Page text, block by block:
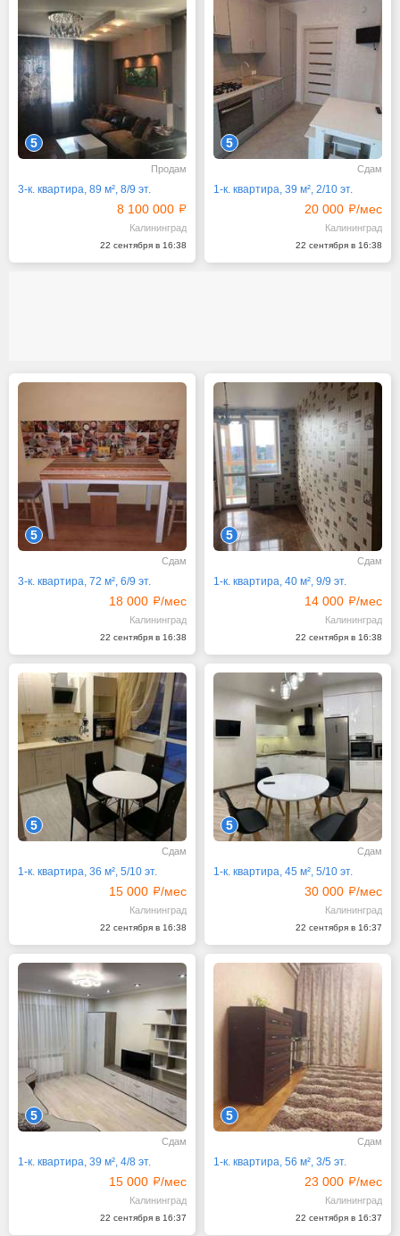
5
Продам
3-к. квартира, 89 м², 8/9 эт.
8 100 000
Калининград
22 сентября в 16:38
5
Сдам
1-к. квартира, 39 м², 2/10 эт.
20 000 /мес
Калининград
22 сентября в 16:38
5
Сдам
3-к. квартира, 72 м², 6/9 эт.
18 000 /мес
Калининград
22 сентября в 16:38
5
Сдам
1-к. квартира, 40 м², 9/9 эт.
14 000 /мес
Калининград
22 сентября в 16:38
5
Сдам
1-к. квартира, 36 м², 5/10 эт.
15 000 /мес
Калининград
22 сентября в 16:38
5
Сдам
1-к. квартира, 45 м², 5/10 эт.
30 000 /мес
Калининград
22 сентября в 16:37
5
Сдам
1-к. квартира, 39 м², 4/8 эт.
15 000 /мес
Калининград
22 сентября в 16:37
5
Сдам
1-к. квартира, 56 м², 3/5 эт.
23 000 /мес
Калининград
22 сентября в 16:37